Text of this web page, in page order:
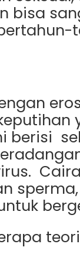
bisa
berisi